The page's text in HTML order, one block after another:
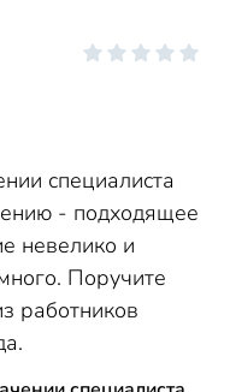
специалиста
- подходящее
невелико и
Поручите
работников